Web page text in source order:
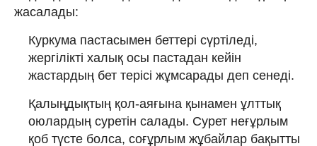
жасалады:
Куркума пастасымен беттері сүртіледі,
жергілікті халық осы пастадан кейін
жастардың бет терісі жұмсарады деп сенеді.
Қалыңдықтың қол-аяғына қынамен ұлттық
оюлардың суретін салады. Сурет неғұрлым
қоб түсте болса, соғұрлым жұбайлар бақытты